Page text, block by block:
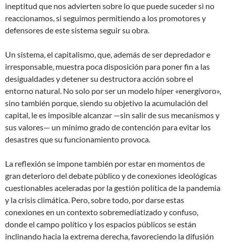
ineptitud que nos advierten sobre lo que puede suceder si no
reaccionamos, si seguimos permitiendo a los promotores y
defensores de este sistema seguir su obra.
Un sistema, el capitalismo, que, además de ser depredador e
irresponsable, muestra poca disposición para poner fin a las
desigualdades y detener su destructora acción sobre el
entorno natural. No solo por ser un modelo híper «energívoro»,
sino también porque, siendo su objetivo la acumulación del
capital, le es imposible alcanzar —sin salir de sus mecanismos y
sus valores— un mínimo grado de contención para evitar los
desastres que su funcionamiento provoca.
La reflexión se impone también por estar en momentos de
gran deterioro del debate público y de conexiones ideológicas
cuestionables aceleradas por la gestión política de la pandemia
y la crisis climática. Pero, sobre todo, por darse estas
conexiones en un contexto sobremediatizado y confuso,
donde el campo político y los espacios públicos se están
inclinando hacia la extrema derecha, favoreciendo la difusión